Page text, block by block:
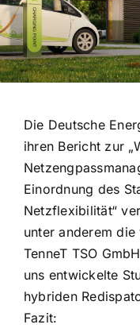
Karriere
Die Deutsche
ihren Bericht zur
Einordnung des
Netzflexibilität“
unter anderem die
TenneT TSO
uns entwickelte
hybriden
Fazit: